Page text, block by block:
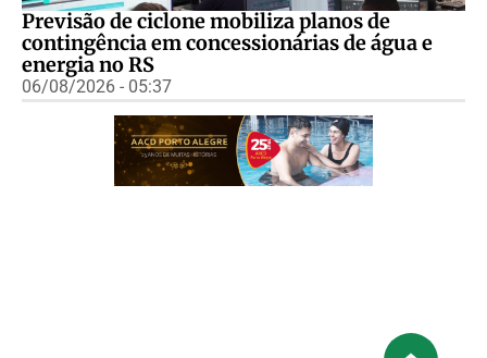
Previsão de ciclone mobiliza planos de
contingência em concessionárias de água e
energia no RS
06/08/2026 - 05:37